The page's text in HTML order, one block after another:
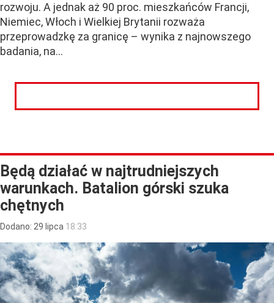
rozwoju. A jednak aż 90 proc. mieszkańców Francji,
Niemiec, Włoch i Wielkiej Brytanii rozważa
przeprowadzkę za granicę – wynika z najnowszego
badania, na...
Będą działać w najtrudniejszych
warunkach. Batalion górski szuka
chętnych
Dodano: 29 lipca 18:33